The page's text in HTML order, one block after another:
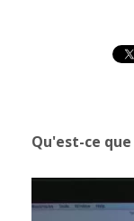
Qu'est-ce